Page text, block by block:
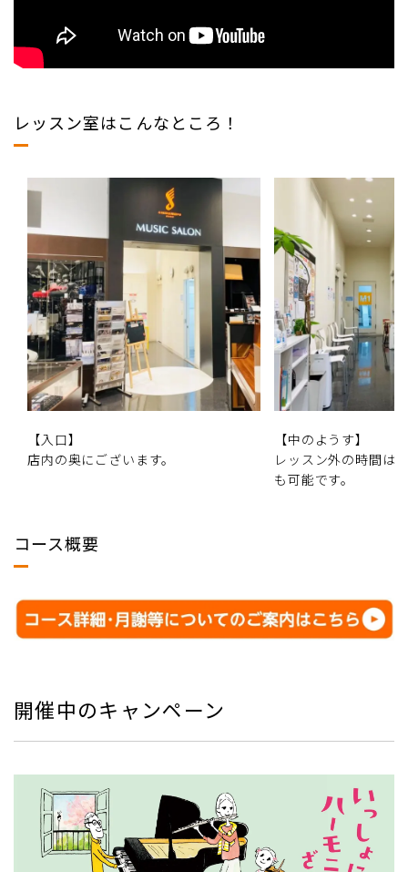
レッスン室はこんなところ！
【入口】
店内の奥にございます。
【中のようす】
レッスン外の時間は
も可能です。
コース概要
開催中のキャンペーン